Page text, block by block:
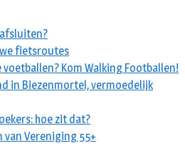
fietsroutes
Kom Walking Footballen!
in Biezenmortel, vermoedelijk
hoe zit dat?
van Vereniging 55+